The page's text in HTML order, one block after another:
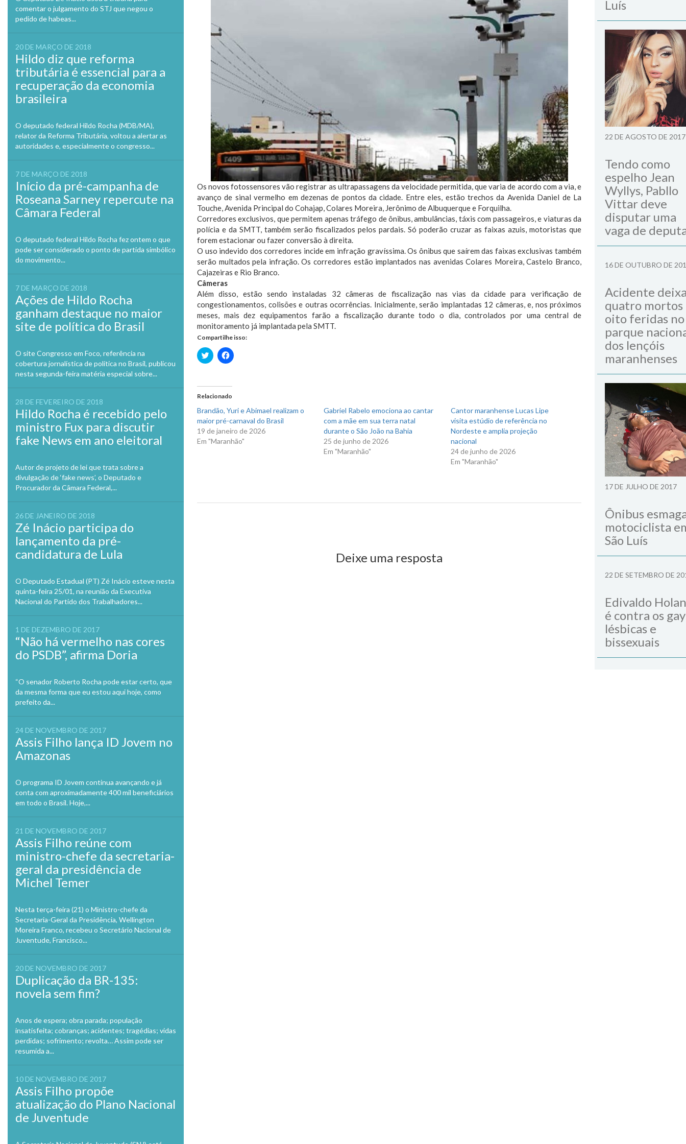
comentar o julgamento do STJ que negou o
pedido de habeas...
20 DE MARÇO DE 2018
Hildo diz que reforma
tributária é essencial para a
recuperação da economia
brasileira
O deputado federal Hildo Rocha (MDB/MA),
relator da Reforma Tributária, voltou a alertar as
autoridades e, especialmente o congresso...
7 DE MARÇO DE 2018
Início da pré-campanha de
Roseana Sarney repercute na
Câmara Federal
O deputado federal Hildo Rocha fez ontem o que
pode ser considerado o ponto de partida simbólico
do movimento...
7 DE MARÇO DE 2018
Ações de Hildo Rocha
ganham destaque no maior
site de política do Brasil
O site Congresso em Foco, referência na
cobertura jornalística de política no Brasil, publicou
nesta segunda-feira matéria especial sobre...
28 DE FEVEREIRO DE 2018
Hildo Rocha é recebido pelo
ministro Fux para discutir
fake News em ano eleitoral
Autor de projeto de lei que trata sobre a
divulgação de ‘fake news’, o Deputado e
Procurador da Câmara Federal,...
26 DE JANEIRO DE 2018
Zé Inácio participa do
lançamento da pré-
candidatura de Lula
O Deputado Estadual (PT) Zé Inácio esteve nesta
quinta-feira 25/01, na reunião da Executiva
Nacional do Partido dos Trabalhadores...
1 DE DEZEMBRO DE 2017
“Não há vermelho nas cores
do PSDB”, afirma Doria
“O senador Roberto Rocha pode estar certo, que
da mesma forma que eu estou aqui hoje, como
prefeito da...
24 DE NOVEMBRO DE 2017
Assis Filho lança ID Jovem no
Amazonas
O programa ID Jovem continua avançando e já
conta com aproximadamente 400 mil beneficiários
em todo o Brasil. Hoje,...
21 DE NOVEMBRO DE 2017
Assis Filho reúne com
ministro-chefe da secretaria-
geral da presidência de
Michel Temer
Nesta terça-feira (21) o Ministro-chefe da
Secretaria-Geral da Presidência, Wellington
Moreira Franco, recebeu o Secretário Nacional de
Juventude, Francisco...
20 DE NOVEMBRO DE 2017
Duplicação da BR-135:
novela sem fim?
Anos de espera; obra parada; população
insatisfeita; cobranças; acidentes; tragédias; vidas
perdidas; sofrimento; revolta… Assim pode ser
resumida a...
10 DE NOVEMBRO DE 2017
Assis Filho propõe
atualização do Plano Nacional
de Juventude
Os novos fotossensores vão registrar as ultrapassagens da velocidade permitida, que varia de acordo com a via, e
avanço de sinal vermelho em dezenas de pontos da cidade. Entre eles, estão trechos da Avenida Daniel de La
Touche, Avenida Principal do Cohajap, Colares Moreira, Jerônimo de Albuquerque e Forquilha.
Corredores exclusivos, que permitem apenas tráfego de ônibus, ambulâncias, táxis com passageiros, e viaturas da
polícia e da SMTT, também serão fiscalizados pelos pardais. Só poderão cruzar as faixas azuis, motoristas que
forem estacionar ou fazer conversão à direita.
O uso indevido dos corredores incide em infração gravíssima. Os ônibus que saírem das faixas exclusivas também
serão multados pela infração. Os corredores estão implantados nas avenidas Colares Moreira, Castelo Branco,
Cajazeiras e Rio Branco.
Câmeras
Além disso, estão sendo instaladas 32 câmeras de fiscalização nas vias da cidade para verificação de
congestionamentos, colisões e outras ocorrências. Inicialmente, serão implantadas 12 câmeras, e, nos próximos
meses, mais dez equipamentos farão a fiscalização durante todo o dia, controlados por uma central de
monitoramento já implantada pela SMTT.
Compartilhe isso:
Clique
para
em
nova
janela)
Clique
para
em
nova
janela)
Relacionado
Brandão, Yuri e Abimael realizam o
maior pré-carnaval do Brasil
19 de janeiro de 2026
Em "Maranhão"
Gabriel Rabelo emociona ao cantar
com a mãe em sua terra natal
durante o São João na Bahia
25 de junho de 2026
Em "Maranhão"
Cantor maranhense Lucas Lipe
visita estúdio de referência no
Nordeste e amplia projeção
nacional
24 de junho de 2026
Em "Maranhão"
Deixe uma resposta
Luís
22 DE AGOSTO DE 2017
Tendo como
espelho Jean
Wyllys, Pabllo
Vittar deve
disputar uma
vaga de
16 DE OUTUBRO DE
Acidente
quatro mortos
oito feridas no
parque
dos lençóis
maranhenses
17 DE JULHO DE 2017
Ônibus
motociclista
São Luís
22 DE SETEMBRO DE
Edivaldo
é contra os
lésbicas e
bissexuais